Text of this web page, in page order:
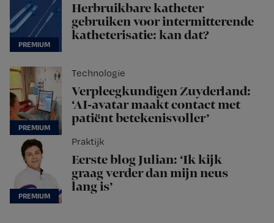
Herbruikbare katheter
gebruiken voor intermitterende
katheterisatie: kan dat?
Technologie
Verpleegkundigen Zuyderland:
‘AI-avatar maakt contact met
patiënt betekenisvoller’
Praktijk
Eerste blog Julian: ‘Ik kijk
graag verder dan mijn neus
lang is’